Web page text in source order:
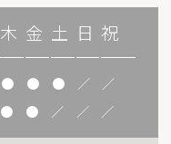
木 金 土 日 祝
● ● ● ／ ／
● ● ／ ／ ／